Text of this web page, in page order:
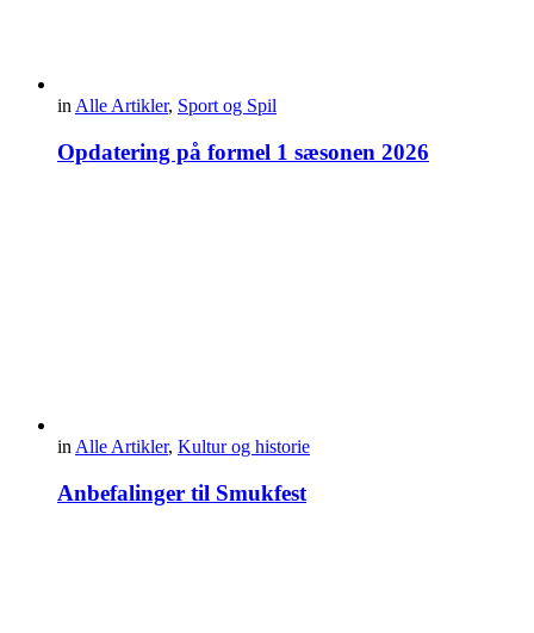
in Alle Artikler, Sport og Spil
Opdatering på formel 1 sæsonen 2026
in Alle Artikler, Kultur og historie
Anbefalinger til Smukfest